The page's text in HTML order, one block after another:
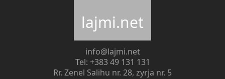
lajmi.net
info@lajmi.net
Tel: +383 49 131 131
Rr. Zenel Salihu nr. 28, zyrja nr. 5